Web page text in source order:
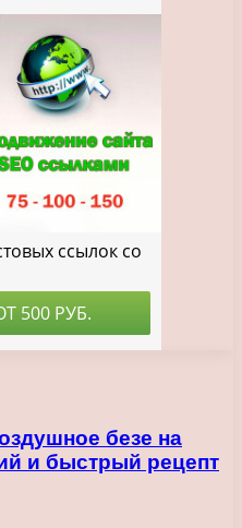
безе на
и быстрый рецепт